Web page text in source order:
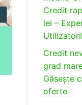
Credit
lei –
Credit
grad
Găsește
oferte